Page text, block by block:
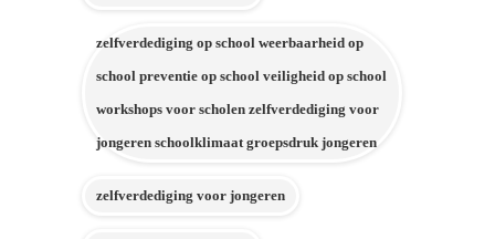
zelfverdediging op school weerbaarheid op
school preventie op school veiligheid op school
workshops voor scholen zelfverdediging voor
jongeren schoolklimaat groepsdruk jongeren
zelfverdediging voor jongeren